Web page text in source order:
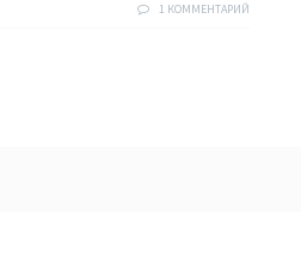
1 КОММЕНТАРИЙ